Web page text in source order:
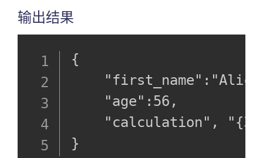
输出结果
{
    "age":56,
"calculation",
}